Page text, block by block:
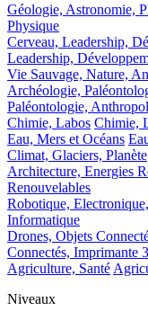
Géologie, Astronomie,
Physique
Cerveau, Leadership,
Leadership,
Vie Sauvage, Nature,
Archéologie,
Paléontologie,
Chimie, Labos Chimie,
Eau, Mers et Océans
Climat, Glaciers, Planète
Architecture, Energies
Renouvelables
Robotique,
Informatique
Drones, Objets
Connectés, Imprimante
Agriculture, Santé
Niveaux